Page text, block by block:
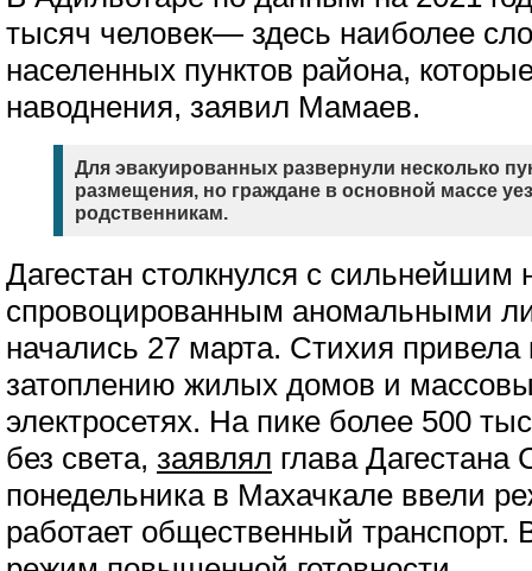
тысяч человек— здесь наиболее
населенных пунктов района,
наводнения, заявил Мамаев.
Для эвакуированных развернули несколько
размещения, но граждане в основной массе
родственникам.
Дагестан столкнулся с сильнейшим
спровоцированным аномальными
начались 27 марта. Стихия
затоплению жилых домов и
электросетях. На пике более 500
без света, заявлял глава
понедельника в Махачкале ввели
работает общественный транспорт.